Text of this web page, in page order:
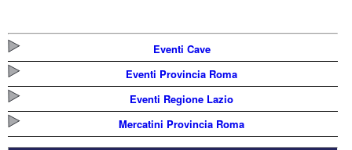
Eventi Cave
Eventi Provincia Roma
Eventi Regione Lazio
Mercatini Provincia Roma